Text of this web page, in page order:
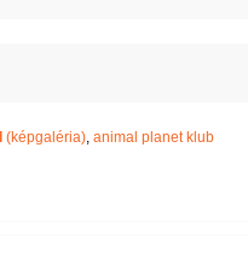
(képgaléria), animal planet klub